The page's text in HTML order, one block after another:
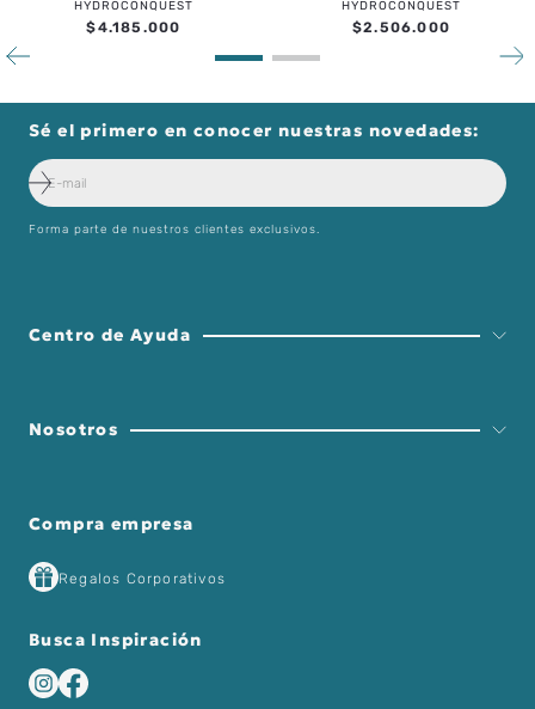
HYDROCONQUEST
$4.185 .000
HYDROCONQUEST
$2.506.000
Sé el primero en conocer nuestras novedades:
Forma parte de nuestros clientes exclusivos.
Centro de Ayuda
Nosotros
Compra empresa
Regalos Corporativos
Busca Inspiración